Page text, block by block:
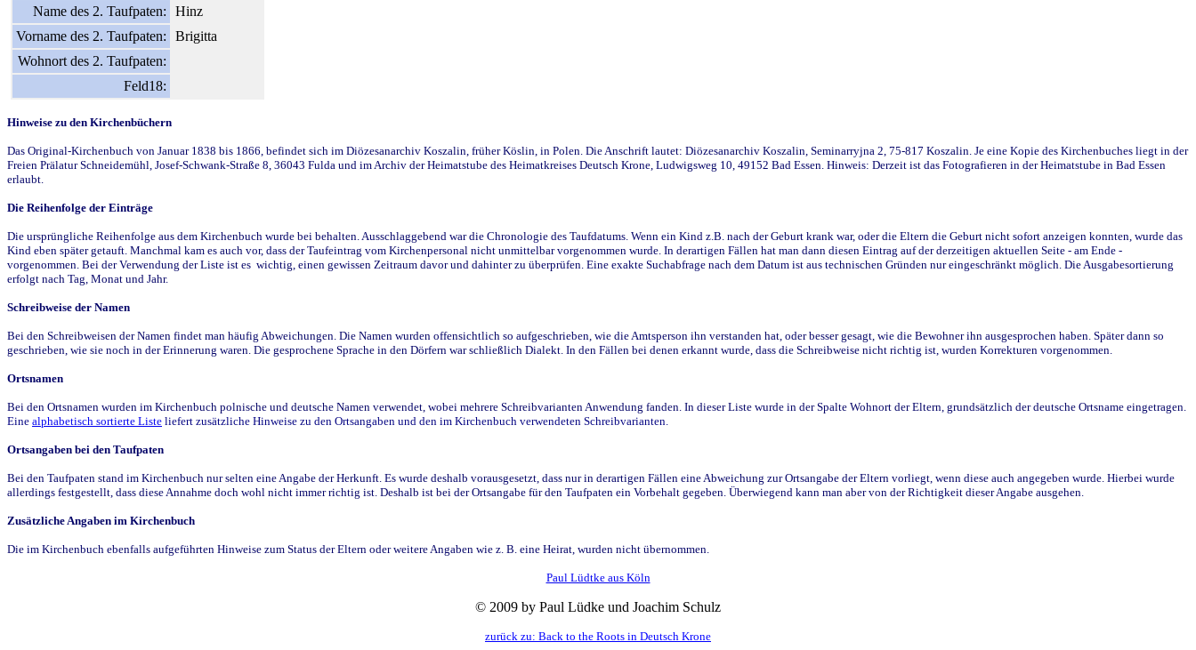
Name des 2. Taufpaten:
Hinz
Vorname des 2. Taufpaten:
Brigitta
Wohnort des 2. Taufpaten:
Feld18:
Hinweise zu den Kirchenbüchern
Das Original-Kirchenbuch von Januar 1838 bis 1866, befindet sich im Diözesanarchiv Koszalin, früher Köslin, in Polen. Die Anschrift lautet: Diözesanarchiv Koszalin, Seminarryjna 2, 75-817 Koszalin. Je eine Kopie des Kirchenbuches liegt in der
Freien Prälatur Schneidemühl, Josef-Schwank-Straße 8, 36043 Fulda und im Archiv der Heimatstube des Heimatkreises Deutsch Krone, Ludwigsweg 10, 49152 Bad Essen. Hinweis: Derzeit ist das Fotografieren in der Heimatstube in Bad Essen
erlaubt.
Die Reihenfolge der Einträge
Die ursprüngliche Reihenfolge aus dem Kirchenbuch wurde bei behalten. Ausschlaggebend war die Chronologie des Taufdatums. Wenn ein Kind z.B. nach der Geburt krank war, oder die Eltern die Geburt nicht sofort anzeigen konnten, wurde das
Kind eben später getauft. Manchmal kam es auch vor, dass der Taufeintrag vom Kirchenpersonal nicht unmittelbar vorgenommen wurde. In derartigen Fällen hat man dann diesen Eintrag auf der derzeitigen aktuellen Seite - am Ende -
vorgenommen. Bei der Verwendung der Liste ist es wichtig, einen gewissen Zeitraum davor und dahinter zu überprüfen. Eine exakte Suchabfrage nach dem Datum ist aus technischen Gründen nur eingeschränkt möglich. Die Ausgabesortierung
erfolgt nach Tag, Monat und Jahr.
Schreibweise der Namen
Bei den Schreibweisen der Namen findet man häufig Abweichungen. Die Namen wurden offensichtlich so aufgeschrieben, wie die Amtsperson ihn verstanden hat, oder besser gesagt, wie die Bewohner ihn ausgesprochen haben. Später dann so
geschrieben, wie sie noch in der Erinnerung waren. Die gesprochene Sprache in den Dörfern war schließlich Dialekt. In den Fällen bei denen erkannt wurde, dass die Schreibweise nicht richtig ist, wurden Korrekturen vorgenommen.
Ortsnamen
Bei den Ortsnamen wurden im Kirchenbuch polnische und deutsche Namen verwendet, wobei mehrere Schreibvarianten Anwendung fanden. In dieser Liste wurde in der Spalte Wohnort der Eltern, grundsätzlich der deutsche Ortsname eingetragen.
Eine alphabetisch sortierte Liste liefert zusätzliche Hinweise zu den Ortsangaben und den im Kirchenbuch verwendeten Schreibvarianten.
Ortsangaben bei den Taufpaten
Bei den Taufpaten stand im Kirchenbuch nur selten eine Angabe der Herkunft. Es wurde deshalb vorausgesetzt, dass nur in derartigen Fällen eine Abweichung zur Ortsangabe der Eltern vorliegt, wenn diese auch angegeben wurde. Hierbei wurde
allerdings festgestellt, dass diese Annahme doch wohl nicht immer richtig ist. Deshalb ist bei der Ortsangabe für den Taufpaten ein Vorbehalt gegeben. Überwiegend kann man aber von der Richtigkeit dieser Angabe ausgehen.
Zusätzliche Angaben im Kirchenbuch
Die im Kirchenbuch ebenfalls aufgeführten Hinweise zum Status der Eltern oder weitere Angaben wie z. B. eine Heirat, wurden nicht übernommen.
Paul Lüdtke aus Köln
© 2009 by Paul Lüdke und Joachim Schulz
zurück zu: Back to the Roots in Deutsch Krone